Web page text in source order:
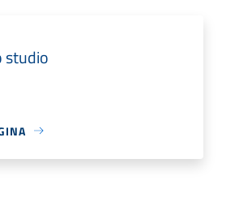
studio